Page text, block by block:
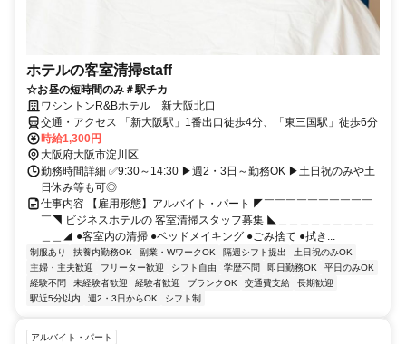
ホテルの客室清掃staff
☆お昼の短時間のみ＃駅チカ
ワシントンR&Bホテル 新大阪北口
交通・アクセス 「新大阪駅」1番出口徒歩4分、「東三国駅」徒歩6分
時給1,300円
大阪府大阪市淀川区
勤務時間詳細 ✅9:30～14:30 ▶週2・3日～勤務OK ▶土日祝のみや土
日休み等も可◎
仕事内容 【雇用形態】アルバイト・パート ◤￣￣￣￣￣￣￣￣￣￣
￣◥ ビジネスホテルの 客室清掃スタッフ募集 ◣＿＿＿＿＿＿＿＿＿
＿＿◢ ●客室内の清掃 ●ベッドメイキング ●ごみ捨て ●拭き...
制服あり 扶養内勤務OK 副業・WワークOK 隔週シフト提出
土日祝のみOK
主婦・主夫歓迎
フリーター歓迎 シフト自由 学歴不問 即日勤務OK
平日のみOK
経験不問
未経験者歓迎 経験者歓迎 ブランクOK 交通費支給
長期歓迎
駅近5分以内
週2・3日からOK シフト制
アルバイト・パート